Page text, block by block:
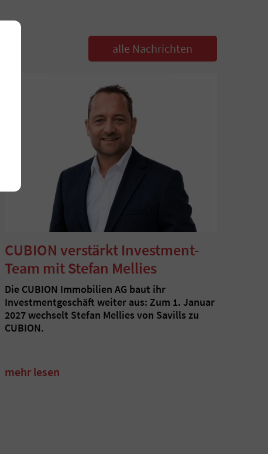
alle Nachrichten
CUBION verstärkt Investment-
Team mit Stefan Mellies
Die CUBION Immobilien AG baut ihr
Investmentgeschäft weiter aus: Zum 1. Januar
2027 wechselt Stefan Mellies von Savills zu
CUBION.
mehr lesen
Alle akzeptieren